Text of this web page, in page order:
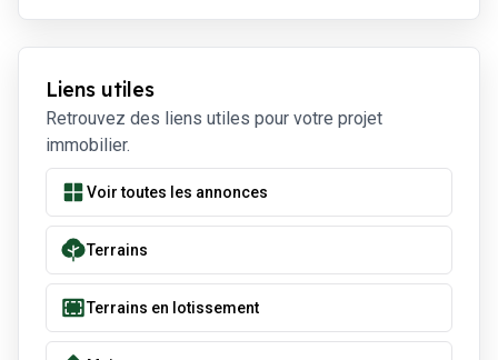
Liens utiles
Retrouvez des liens utiles pour votre projet
immobilier.
Voir toutes les annonces
Terrains
Terrains en lotissement